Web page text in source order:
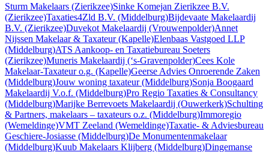
Sturm Makelaars (Zierikzee)Sinke Komejan Zierikzee B.V.
(Zierikzee)Taxaties4Zld B.V. (Middelburg)Bijdevaate Makelaardij
B.V. (Zierikzee)Duvekot Makelaardij (Vrouwenpolder)Annet
Nijssen Makelaar & Taxateur(Kapelle)Elenbaas Vastgoed LLP
(Middelburg)ATS Aankoop- en Taxatiebureau Soeters
(Zierikzee)Muneris Makelaardij (‘s-Gravenpolder)Cees Kole
Makelaar-Taxateur o.g. (Kapelle)Geerse Advies Onroerende Zaken
(Middelburg)Jouw woning taxateur(Middelburg)Sonja Boogaard
Makelaardij V.o.f. (Middelburg)Pro Regio Taxaties & Consultancy
(Middelburg)Marijke Berrevoets Makelaardij (Ouwerkerk)Schulting
& Partners, makelaars – taxateurs o.z. (Middelburg)Immoregio
(Wemeldinge)VMT Zeeland (Wemeldinge)Taxatie- & Adviesbureau
Geschiere-Josiasse (Middelburg)De Monumentenmakelaar
(Middelburg)Kuub Makelaars Klijberg (Middelburg)Dingemanse